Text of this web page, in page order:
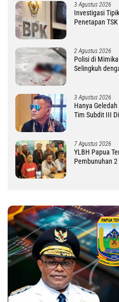
3 Agustus 2026
Investigasi
Penetapan
2 Agustus 2026
Polisi di
Selingkuh
3 Agustus 2026
Hanya
Tim Subdit III
7 Agustus 2026
YLBH Papua
Pembunuhan